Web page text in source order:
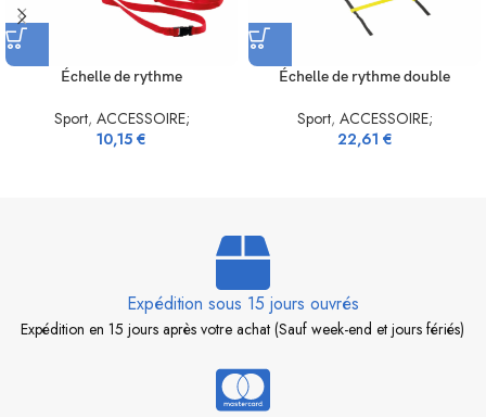
Échelle de rythme
Sport, ACCESSOIRE;
10,15 €
Échelle de rythme double
Sport, ACCESSOIRE;
22,61 €
Expédition sous 15 jours ouvrés
Expédition en 15 jours après votre achat (Sauf week-end et jours fériés)